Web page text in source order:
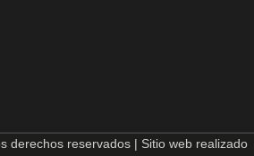
derechos reservados | Sitio web realizado